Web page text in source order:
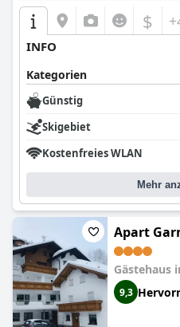
$
INFO
Kategorien
Günstig
Skigebiet
Kostenfreies WLAN
Mehr
Apart
Gästehaus
9,3